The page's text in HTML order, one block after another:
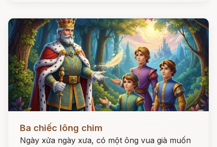
Ba chiếc lông chim
Ngày xửa ngày xưa, có một ông vua già muốn